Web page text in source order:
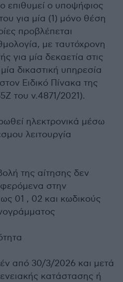
επιθυμεί ο υποψήφιος
για μία (1) μόνο θέση
προβλέπεται
με ταυτόχρονη
για μία δεκαετία στις
δικαστική υπηρεσία
Ειδικό Πίνακα της
του ν.4871/2021).
ηλεκτρονικά μέσω
λειτουργία
της αίτησης δεν
στην
01 , 02 και κωδικούς
από 30/3/2026 και μετά
κατάστασης ή